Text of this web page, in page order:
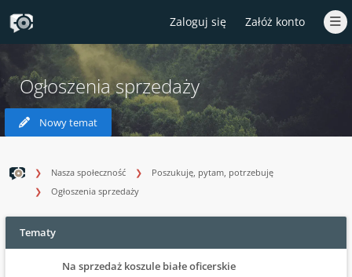
Zaloguj się Załóż konto
Ogłoszenia sprzedaży
Nowy temat
Nasza społeczność
Poszukuję, pytam, potrzebuję
Ogłoszenia sprzedaży
Tematy
Na sprzedaż koszule białe oficerskie